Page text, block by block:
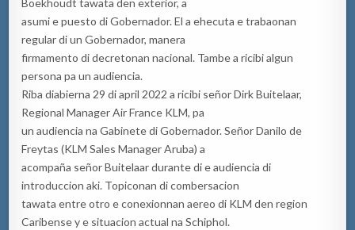
Boekhoudt tawata den exterior, a
asumi e puesto di Gobernador. El a ehecuta e trabaonan
regular di un Gobernador, manera
firmamento di decretonan nacional. Tambe a ricibi algun
persona pa un audiencia.
Riba diabierna 29 di april 2022 a ricibi señor Dirk Buitelaar,
Regional Manager Air France KLM, pa
un audiencia na Gabinete di Gobernador. Señor Danilo de
Freytas (KLM Sales Manager Aruba) a
acompaña señor Buitelaar durante di e audiencia di
introduccion aki. Topiconan di combersacion
tawata entre otro e conexionnan aereo di KLM den region
Caribense y e situacion actual na Schiphol.